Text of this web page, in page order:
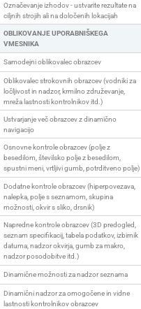
Označevanje izhodov - ustvarite rezultate na
ciljnih strojih ali na določenih lokacijah
OBLIKOVANJE UPORABNIŠKEGA
VMESNIKA
Samodejni oblikovalec obrazcev
Oblikovalec strokovnih obrazcev (vodniki za
ločljivost in nadzor, krmilno združevanje,
mreža lastnosti kontrolnikov itd.)
Ustvarjanje več obrazcev z dinamično
navigacijo
Osnovne kontrole obrazcev (polje z
besedilom, številsko polje z besedilom,
spustni meni, vrtljivi gumb, potrditveno polje)
Dodatne kontrole obrazcev (hiperpovezava,
nalepka, polje s seznamom, skupina
možnosti, okvir s sliko, drsnik)
Napredne kontrole obrazcev (3D predogled,
seznam specifikacij, tabela podatkov, izbirnik
datuma, nadzor okvirja, gumb za makro,
nadzor posodobitve itd.)
Dinamične možnosti za nadzor seznama
Dinamični nadzor za omogočene in vidne
lastnosti kontrolnikov obrazcev